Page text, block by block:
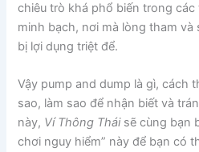
chiêu trò khá phổ biến trong
minh bạch, nơi mà lòng tham và
bị lợi dụng triệt để.
Vậy pump and dump là gì, cách
sao, làm sao để nhận biết và
này, Ví Thông Tháisẽ cùng bạn
chơi nguy hiểm” này để bạn có